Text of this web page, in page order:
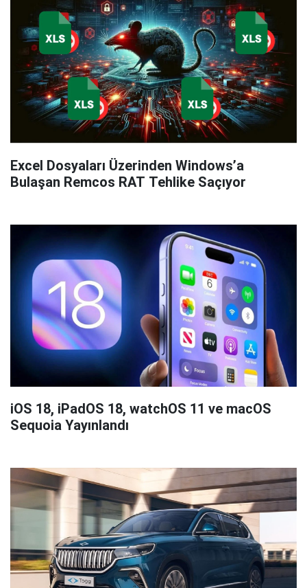
Excel Dosyaları Üzerinden Windows’a
Bulaşan Remcos RAT Tehlike Saçıyor
iOS 18, iPadOS 18, watchOS 11 ve macOS
Sequoia Yayınlandı